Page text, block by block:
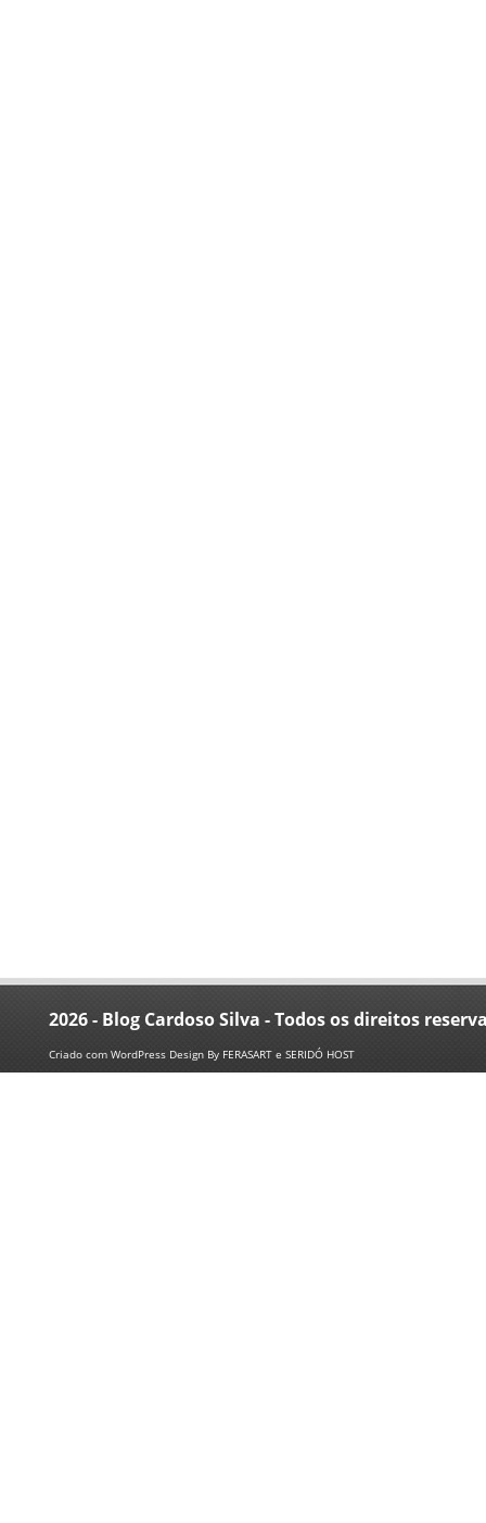
2026 - Blog Cardoso Silva - Todos os direitos
Criado com WordPress Design By FERASART e SERIDÓ HOST